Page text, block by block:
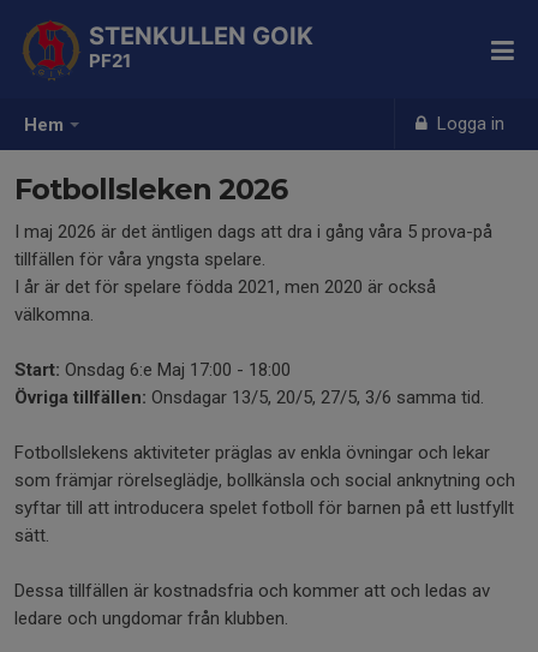
Hem Logga in
STENKULLEN GOIK
PF21
Fotbollsleken 2026
I maj 2026 är det äntligen dags att dra i gång våra 5 prova-på
tillfällen för våra yngsta spelare.
I år är det för spelare födda 2021, men 2020 är också
välkomna.
Start: Onsdag 6:e Maj 17:00 - 18:00
Övriga tillfällen: Onsdagar 13/5, 20/5, 27/5, 3/6 samma tid.
Fotbollslekens aktiviteter präglas av enkla övningar och lekar
som främjar rörelseglädje, bollkänsla och social anknytning och
syftar till att introducera spelet fotboll för barnen på ett lustfyllt
sätt.
Dessa tillfällen är kostnadsfria och kommer att och ledas av
ledare och ungdomar från klubben.